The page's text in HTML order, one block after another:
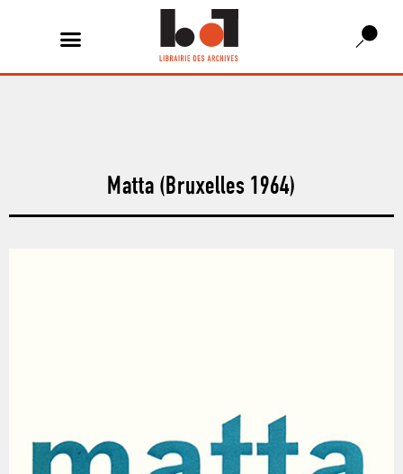
Matta (Bruxelles 1964)